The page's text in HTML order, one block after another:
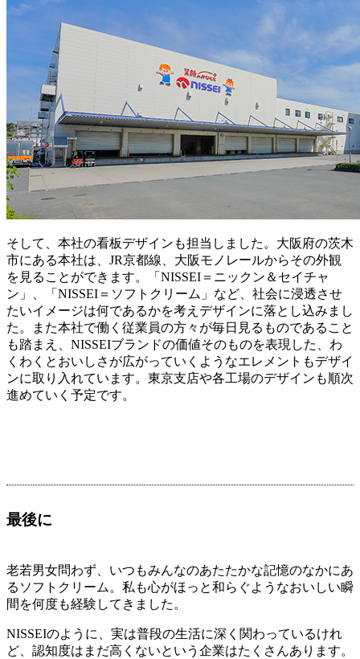
そして、本社の看板デザインも担当しました。大阪府の茨木
市にある本社は、JR京都線、大阪モノレールからその外観
を見ることができます。「NISSEI＝ニックン＆セイチャ
ン」、「NISSEI＝ソフトクリーム」など、社会に浸透させ
たいイメージは何であるかを考えデザインに落とし込みまし
た。また本社で働く従業員の方々が毎日見るものであること
も踏まえ、NISSEIブランドの価値そのものを表現した、わ
くわくとおいしさが広がっていくようなエレメントもデザイ
ンに取り入れています。東京支店や各工場のデザインも順次
進めていく予定です。
最後に
老若男女問わず、いつもみんなのあたたかな記憶のなかにあ
るソフトクリーム。私も心がほっと和らぐようなおいしい瞬
間を何度も経験してきました。
NISSEIのように、実は普段の生活に深く関わっているけれ
ど、認知度はまだ高くないという企業はたくさんあります。